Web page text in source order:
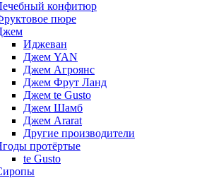
конфитюр
пюре
Иджеван
Джем YAN
Джем Агроянс
Джем Фрут Ланд
Джем te Gusto
Джем Шамб
Джем Ararat
Другие производители
протёртые
te Gusto